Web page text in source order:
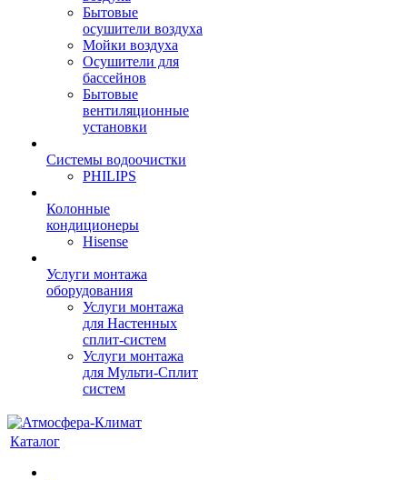
Бытовые
осушители воздуха
Мойки воздуха
Осушители для
бассейнов
Бытовые
вентиляционные
установки
Системы водоочистки
PHILIPS
Колонные
кондиционеры
Hisense
Услуги монтажа
оборудования
Услуги монтажа
для Настенных
сплит-систем
Услуги монтажа
для Мульти-Сплит
систем
Каталог